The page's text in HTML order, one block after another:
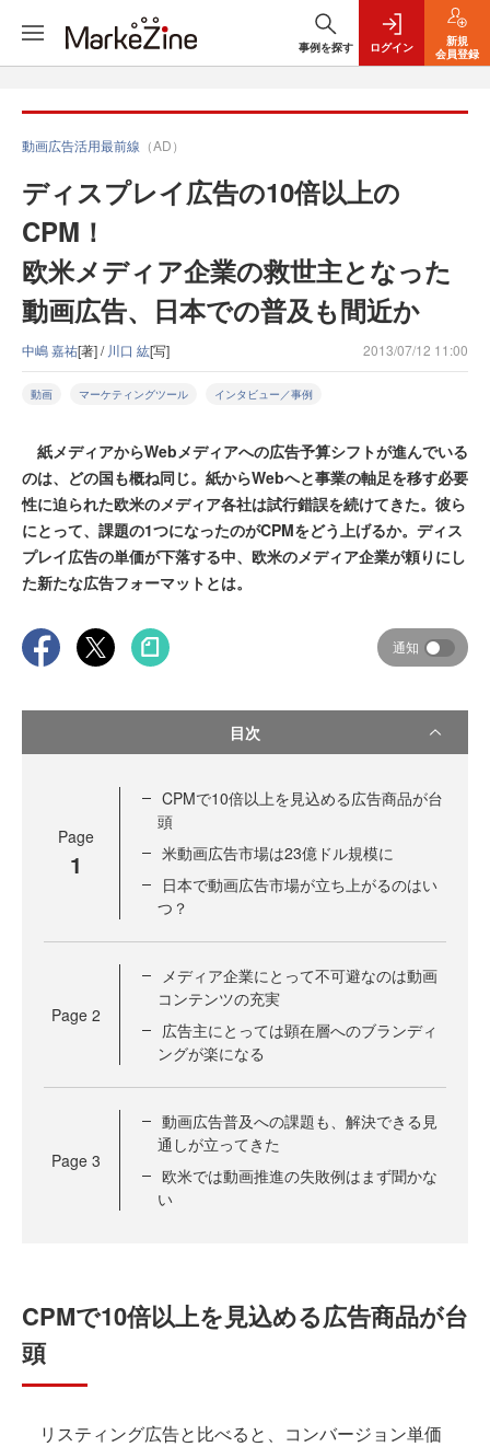
事例を探す ログイン
新規
会員登録
動画広告活用最前線 （AD）
ディスプレイ広告の10倍以上の
CPM！
欧米メディア企業の救世主となった
動画広告、日本での普及も間近か
中嶋 嘉祐[著] / 川口 紘[写] 2013/07/12 11:00
動画 マーケティングツール インタビュー／事例
紙メディアからWebメディアへの広告予算シフトが進んでいる
のは、どの国も概ね同じ。紙からWebへと事業の軸足を移す必要
性に迫られた欧米のメディア各社は試行錯誤を続けてきた。彼ら
にとって、課題の1つになったのがCPMをどう上げるか。ディス
プレイ広告の単価が下落する中、欧米のメディア企業が頼りにし
た新たな広告フォーマットとは。
通知
目次
Page
1
CPMで10倍以上を見込める広告商品が台
頭
米動画広告市場は23億ドル規模に
日本で動画広告市場が立ち上がるのはい
つ？
Page 2
メディア企業にとって不可避なのは動画
コンテンツの充実
広告主にとっては顕在層へのブランディ
ングが楽になる
Page 3
動画広告普及への課題も、解決できる見
通しが立ってきた
欧米では動画推進の失敗例はまず聞かな
い
CPMで10倍以上を見込める広告商品が台
頭
リスティング広告と比べると、コンバージョン単価